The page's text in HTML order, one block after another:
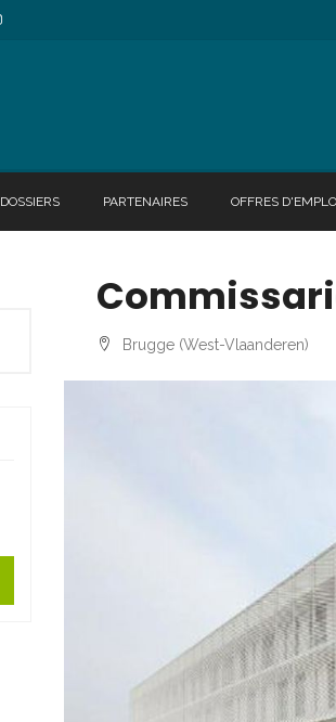
DOSSIERS PARTENAIRES OFFRES
Brugge (West-Vlaanderen)